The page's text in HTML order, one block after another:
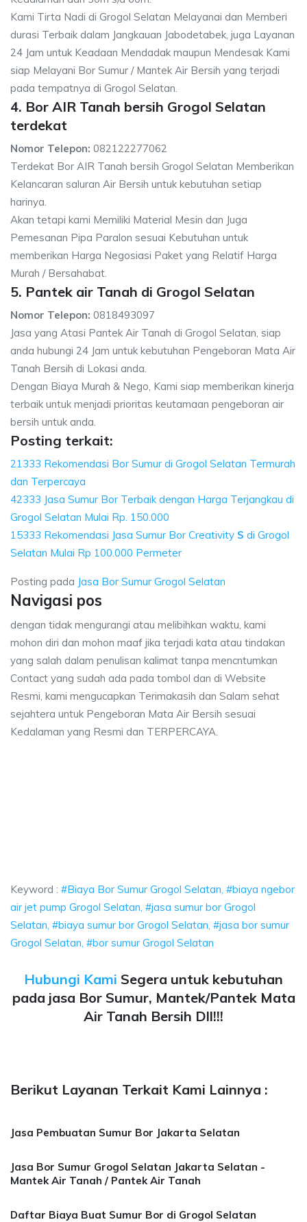
Kami Tirta Nadi di Grogol Selatan Melayanai dan Memberi
durasi Terbaik dalam Jangkauan Jabodetabek, juga Layanan
24 Jam untuk Keadaan Mendadak maupun Mendesak Kami
siap Melayani Bor Sumur / Mantek Air Bersih yang terjadi
pada tempatnya di Grogol Selatan.
4. Bor AIR Tanah bersih Grogol Selatan
terdekat
Nomor Telepon: 082122277062
Terdekat Bor AIR Tanah bersih Grogol Selatan Memberikan
Kelancaran saluran Air Bersih untuk kebutuhan setiap
harinya.
Akan tetapi kami Memiliki Material Mesin dan Juga
Pemesanan Pipa Paralon sesuai Kebutuhan untuk
memberikan Harga Negosiasi Paket yang Relatif Harga
Murah / Bersahabat.
5. Pantek air Tanah di Grogol Selatan
Nomor Telepon: 0818493097
Jasa yang Atasi Pantek Air Tanah di Grogol Selatan, siap
anda hubungi 24 Jam untuk kebutuhan Pengeboran Mata Air
Tanah Bersih di Lokasi anda.
Dengan Biaya Murah & Nego, Kami siap memberikan kinerja
terbaik untuk menjadi prioritas keutamaan pengeboran air
bersih untuk anda.
Posting terkait:
21333 Rekomendasi Bor Sumur di Grogol Selatan Termurah
dan Terpercaya
42333 Jasa Sumur Bor Terbaik dengan Harga Terjangkau di
Grogol Selatan Mulai Rp. 150.000
15333 Rekomendasi Jasa Sumur Bor Creativity S di Grogol
Selatan Mulai Rp 100.000 Permeter
Posting pada Jasa Bor Sumur Grogol Selatan
Navigasi pos
dengan tidak mengurangi atau melibihkan waktu, kami
mohon diri dan mohon maaf jika terjadi kata atau tindakan
yang salah dalam penulisan kalimat tanpa mencntumkan
Contact yang sudah ada pada tombol dan di Website
Resmi, kami mengucapkan Terimakasih dan Salam sehat
sejahtera untuk Pengeboran Mata Air Bersih sesuai
Kedalaman yang Resmi dan TERPERCAYA.
Keyword : #Biaya Bor Sumur Grogol Selatan, #biaya ngebor
air jet pump Grogol Selatan, #jasa sumur bor Grogol
Selatan, #biaya sumur bor Grogol Selatan, #jasa bor sumur
Grogol Selatan, #bor sumur Grogol Selatan
Hubungi Kami Segera untuk kebutuhan
pada jasa Bor Sumur, Mantek/Pantek Mata
Air Tanah Bersih Dll!!!
Berikut Layanan Terkait Kami Lainnya :
Jasa Pembuatan Sumur Bor Jakarta Selatan
Jasa Bor Sumur Grogol Selatan Jakarta Selatan -
Mantek Air Tanah / Pantek Air Tanah
Daftar Biaya Buat Sumur Bor di Grogol Selatan